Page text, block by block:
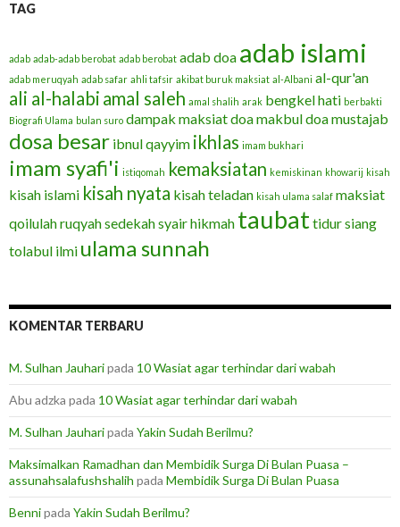
TAG
adab adab-adab berobat adab berobat adab doa adab islami
adab meruqyah adab safar ahli tafsir akibat buruk maksiat al-Albani al-qur'an
ali al-halabi amal saleh amal shalih arak bengkel hati berbakti
Biografi Ulama bulan suro dampak maksiatdoa makbuldoa mustajab
dosa besar ibnul qayyim ikhlas imam bukhari
imam syafi'i istiqomah kemaksiatan kemiskinan khowarij kisah
kisah islami kisah nyata kisah teladan kisah ulama salaf maksiat
qoilulahruqyahsedekahsyair hikmah taubattidur siang
tolabul ilmi ulama sunnah
KOMENTAR TERBARU
M. Sulhan Jauharipada 10 Wasiat agar terhindar dari wabah
Abu adzka pada 10 Wasiat agar terhindar dari wabah
M. Sulhan Jauharipada Yakin Sudah Berilmu?
Maksimalkan Ramadhan dan Membidik Surga Di Bulan Puasa –
assunahsalafushshalih pada Membidik Surga Di Bulan Puasa
Bennipada Yakin Sudah Berilmu?